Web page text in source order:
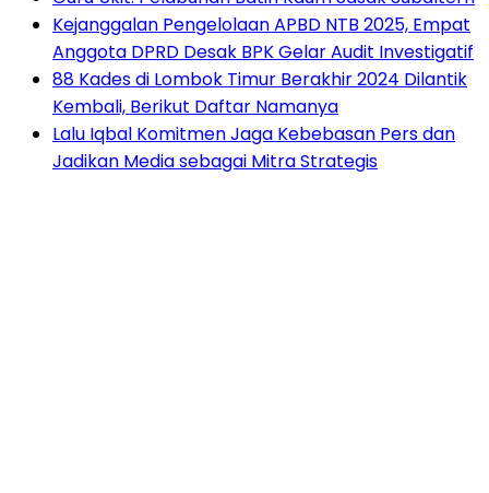
Kejanggalan Pengelolaan APBD NTB 2025, Empat
Anggota DPRD Desak BPK Gelar Audit Investigatif
88 Kades di Lombok Timur Berakhir 2024 Dilantik
Kembali, Berikut Daftar Namanya
Lalu Iqbal Komitmen Jaga Kebebasan Pers dan
Jadikan Media sebagai Mitra Strategis